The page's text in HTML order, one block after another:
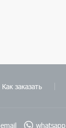
Как заказать
email whatsapp